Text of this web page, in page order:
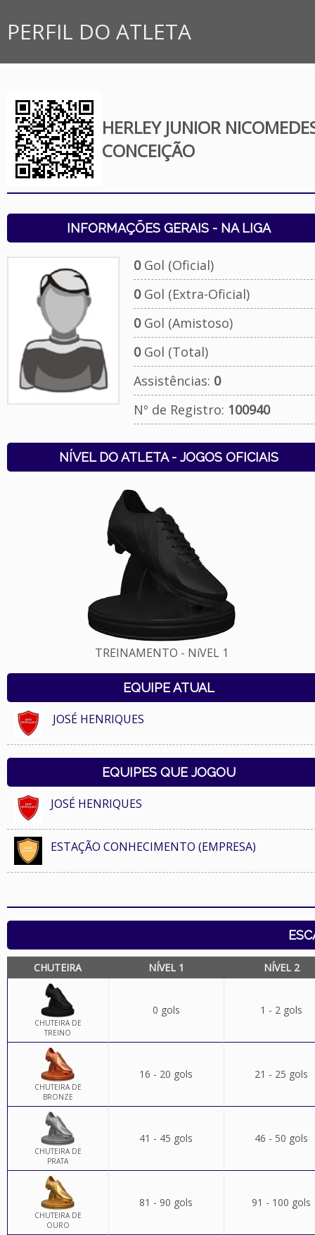
PERFIL DO ATLETA
HERLEY JUNIOR
CONCEIÇÃO
INFORMAÇÕES GERAIS - NA LIGA
0Gol (Oficial)
0Gol (Extra-Oficial)
0Gol (Amistoso)
0Gol (Total)
Assistências: 0
Nº de Registro: 100940
NÍVEL DO ATLETA - JOGOS OFICIAIS
TREINAMENTO - NíVEL 1
EQUIPE ATUAL
JOSÉ HENRIQUES
EQUIPES QUE JOGOU
JOSÉ HENRIQUES
ESTAÇÃO CONHECIMENTO (EMPRESA)
CHUTEIRA NÍVEL 1 NÍVEL 2
CHUTEIRA DE
TREINO
0 gols 1 - 2 gols
CHUTEIRA DE
BRONZE
16 - 20 gols 21 - 25 gols
CHUTEIRA DE
PRATA
41 - 45 gols 46 - 50 gols
CHUTEIRA DE
OURO
81 - 90 gols 91 - 100 gols